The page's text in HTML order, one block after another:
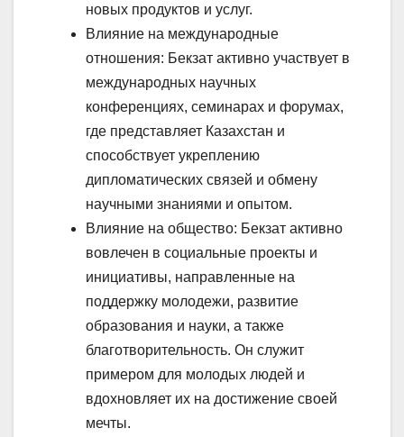
новых продуктов и услуг.
Влияние на международные
отношения: Бекзат активно участвует в
международных научных
конференциях, семинарах и форумах,
где представляет Казахстан и
способствует укреплению
дипломатических связей и обмену
научными знаниями и опытом.
Влияние на общество: Бекзат активно
вовлечен в социальные проекты и
инициативы, направленные на
поддержку молодежи, развитие
образования и науки, а также
благотворительность. Он служит
примером для молодых людей и
вдохновляет их на достижение своей
мечты.